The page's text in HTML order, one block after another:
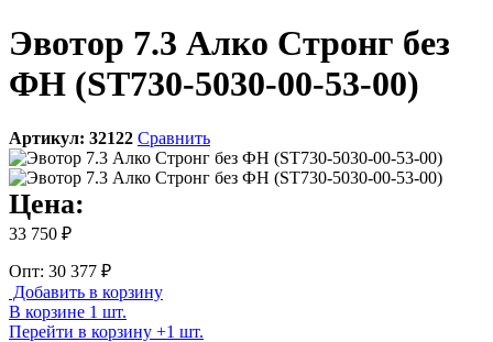
Эвотор 7.3 Алко Стронг без
ФН (ST730-5030-00-53-00)
Артикул: 32122 Сравнить
Цена:
33 750 ₽
Опт: 30 377 ₽
Добавить в корзину
В корзине 1 шт.
Перейти в корзину +1 шт.